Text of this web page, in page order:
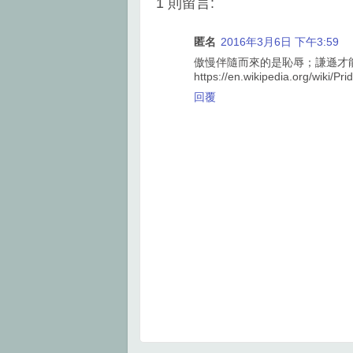
o
r
匿名 2016年3月6日 下午3:59
傲慢伴隨而來的是恥辱；謙遜才
https://en.wikipedia.org/wiki/
回覆